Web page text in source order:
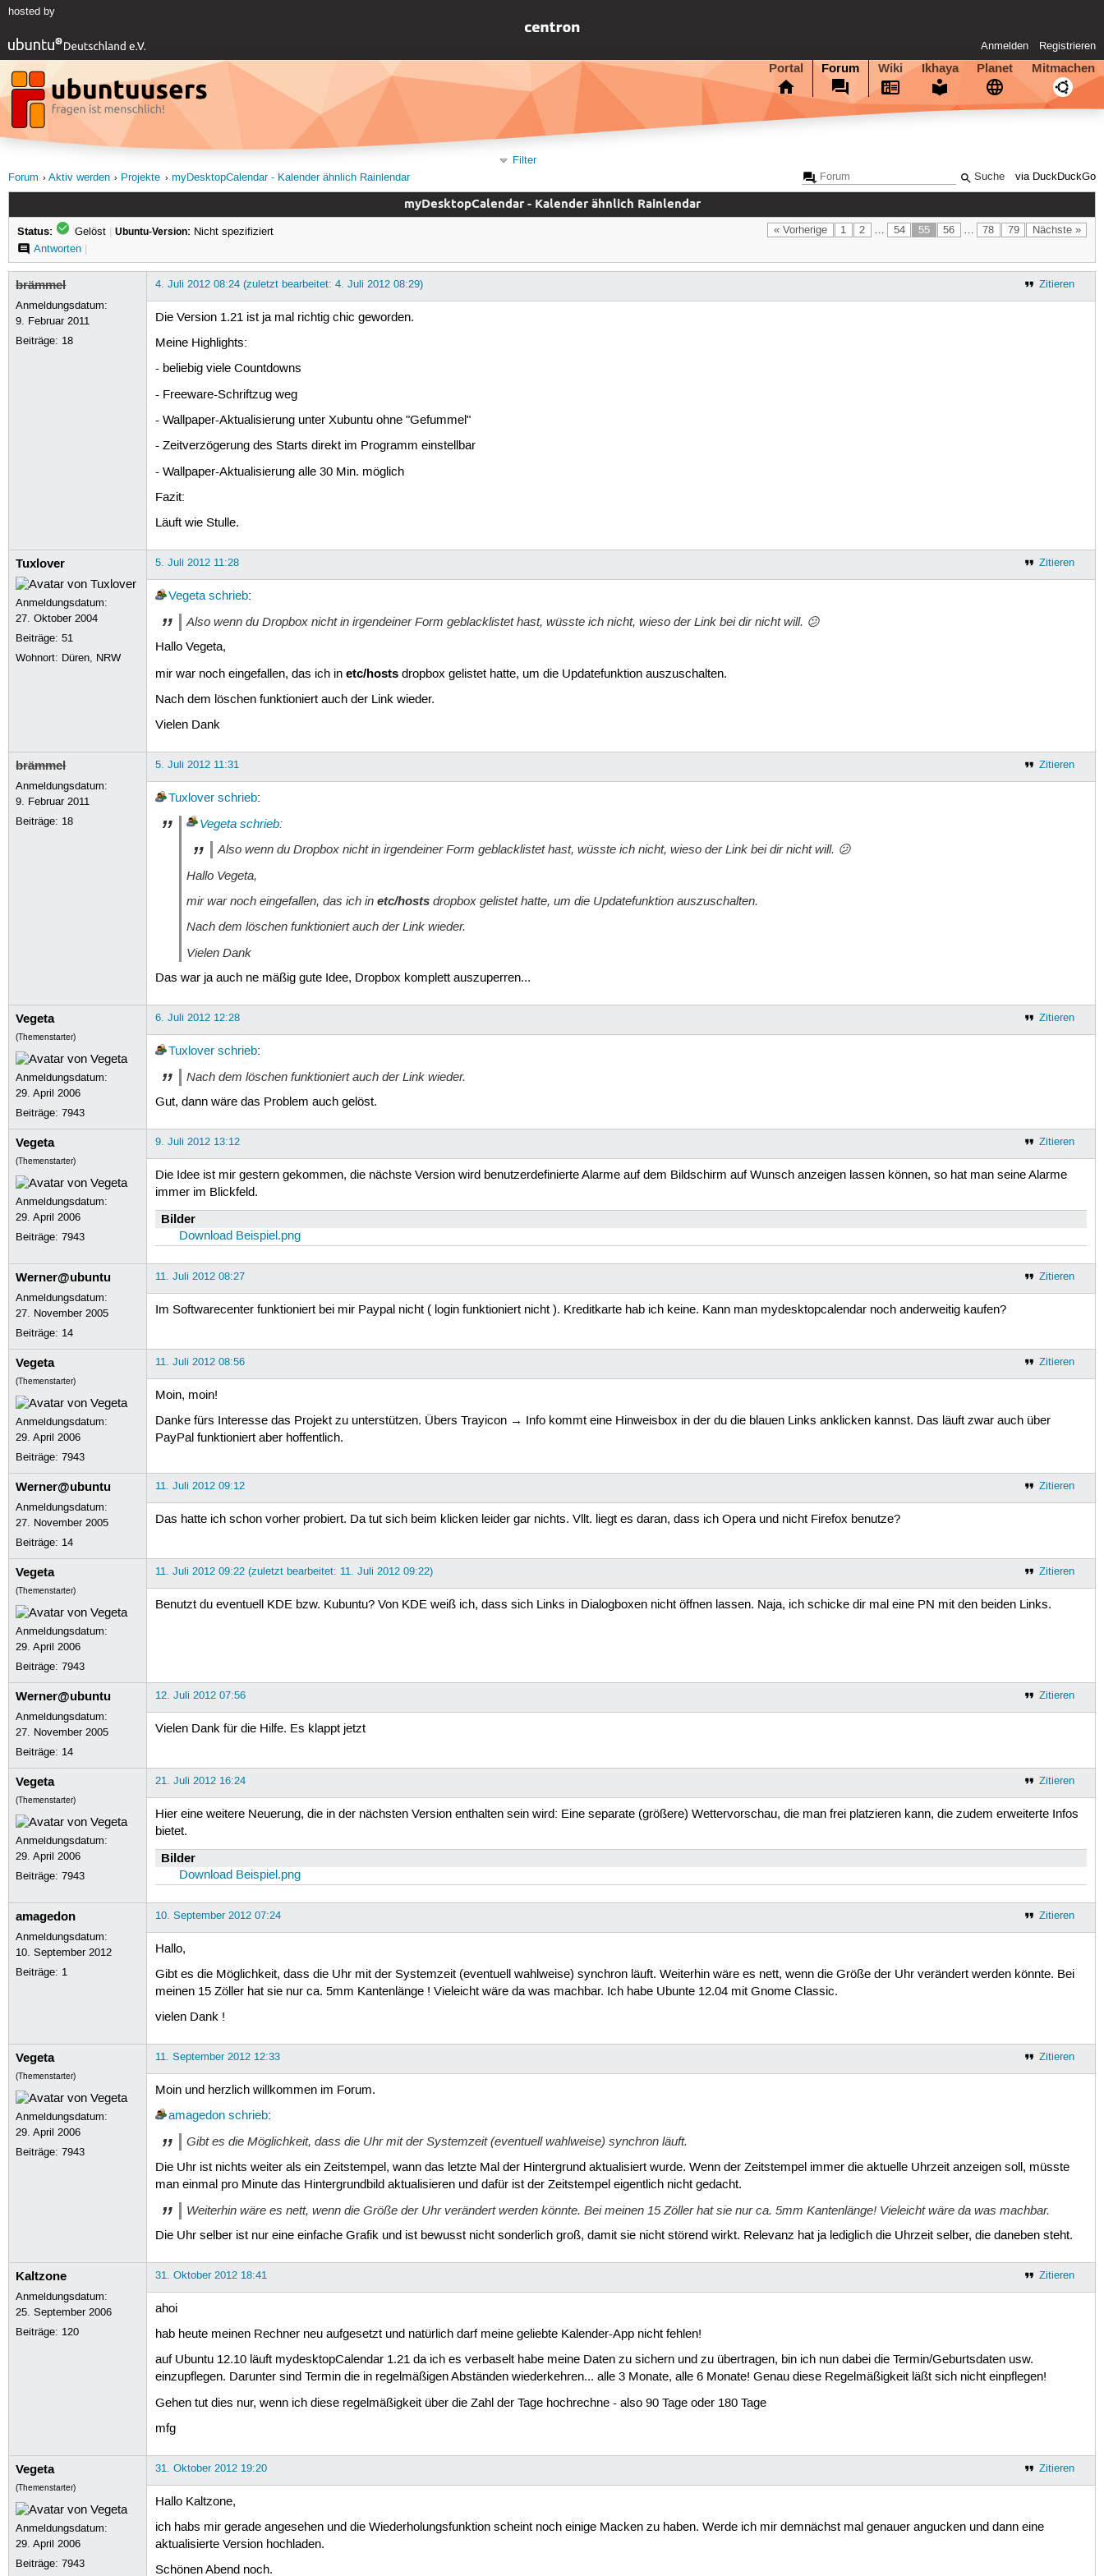
hosted by
Anmelden Registrieren
Portal Forum Wiki Ikhaya Planet Mitmachen
via DuckDuckGo
Filter
Forum
Aktiv werden Projekte myDesktopCalendar - Kalender ähnlich Rainlendar
myDesktopCalendar - Kalender ähnlich Rainlendar
« Vorherige 1 2 … 54 55 56 … 78 79 Nächste »
Status: Gelöst | Ubuntu-Version: Nicht spezifiziert
Antworten|
brämmel
Anmeldungsdatum:
9. Februar 2011
Beiträge: 18
Zitieren
4. Juli 2012 08:24 (zuletzt bearbeitet: 4. Juli 2012 08:29)
Die Version 1.21 ist ja mal richtig chic geworden.
Meine Highlights:
- beliebig viele Countdowns
- Freeware-Schriftzug weg
- Wallpaper-Aktualisierung unter Xubuntu ohne "Gefummel"
- Zeitverzögerung des Starts direkt im Programm einstellbar
- Wallpaper-Aktualisierung alle 30 Min. möglich
Fazit:
Läuft wie Stulle.
Tuxlover
Anmeldungsdatum:
27. Oktober 2004
Beiträge:51
Wohnort: Düren, NRW
Zitieren
5. Juli 2012 11:28
Vegeta schrieb:
Also wenn du Dropbox nicht in irgendeiner Form geblacklistet hast, wüsste ich nicht, wieso der Link bei dir nicht will. 😕
Hallo Vegeta,
mir war noch eingefallen, das ich in etc/hostsdropbox gelistet hatte, um die Updatefunktion auszuschalten.
Nach dem löschen funktioniert auch der Link wieder.
Vielen Dank
brämmel
Anmeldungsdatum:
9. Februar 2011
Beiträge: 18
Zitieren
5. Juli 2012 11:31
Tuxlover schrieb:
Vegeta schrieb:
Also wenn du Dropbox nicht in irgendeiner Form geblacklistet hast, wüsste ich nicht, wieso der Link bei dir nicht will. 😕
Hallo Vegeta,
mir war noch eingefallen, das ich in etc/hostsdropbox gelistet hatte, um die Updatefunktion auszuschalten.
Nach dem löschen funktioniert auch der Link wieder.
Vielen Dank
Das war ja auch ne mäßig gute Idee, Dropbox komplett auszuperren...
Vegeta
(Themenstarter)
Anmeldungsdatum:
29. April 2006
Beiträge:7943
Zitieren
6. Juli 2012 12:28
Tuxlover schrieb:
Nach dem löschen funktioniert auch der Link wieder.
Gut, dann wäre das Problem auch gelöst.
Vegeta
(Themenstarter)
Anmeldungsdatum:
29. April 2006
Beiträge:7943
Zitieren
9. Juli 2012 13:12
Die Idee ist mir gestern gekommen, die nächste Version wird benutzerdefinierte Alarme auf dem Bildschirm auf Wunsch anzeigen lassen können, so hat man seine Alarme
immer im Blickfeld.
Bilder
Download Beispiel.png
Werner@ubuntu
Anmeldungsdatum:
27. November 2005
Beiträge: 14
Zitieren
11. Juli 2012 08:27
Im Softwarecenter funktioniert bei mir Paypal nicht ( login funktioniert nicht ). Kreditkarte hab ich keine. Kann man mydesktopcalendar noch anderweitig kaufen?
Vegeta
(Themenstarter)
Anmeldungsdatum:
29. April 2006
Beiträge:7943
Zitieren
11. Juli 2012 08:56
Moin, moin!
Danke fürs Interesse das Projekt zu unterstützen. Übers Trayicon → Info kommt eine Hinweisbox in der du die blauen Links anklicken kannst. Das läuft zwar auch über
PayPal funktioniert aber hoffentlich.
Werner@ubuntu
Anmeldungsdatum:
27. November 2005
Beiträge: 14
Zitieren
11. Juli 2012 09:12
Das hatte ich schon vorher probiert. Da tut sich beim klicken leider gar nichts. Vllt. liegt es daran, dass ich Opera und nicht Firefox benutze?
Vegeta
(Themenstarter)
Anmeldungsdatum:
29. April 2006
Beiträge:7943
Zitieren
11. Juli 2012 09:22 (zuletzt bearbeitet: 11. Juli 2012 09:22)
Benutzt du eventuell KDE bzw. Kubuntu? Von KDE weiß ich, dass sich Links in Dialogboxen nicht öffnen lassen. Naja, ich schicke dir mal eine PN mit den beiden Links.
Werner@ubuntu
Anmeldungsdatum:
27. November 2005
Beiträge: 14
Zitieren
12. Juli 2012 07:56
Vielen Dank für die Hilfe. Es klappt jetzt
Vegeta
(Themenstarter)
Anmeldungsdatum:
29. April 2006
Beiträge:7943
Zitieren
21. Juli 2012 16:24
Hier eine weitere Neuerung, die in der nächsten Version enthalten sein wird: Eine separate (größere) Wettervorschau, die man frei platzieren kann, die zudem erweiterte Infos
bietet.
Bilder
Download Beispiel.png
amagedon
Anmeldungsdatum:
10. September 2012
Beiträge: 1
Zitieren
10. September 2012 07:24
Hallo,
Gibt es die Möglichkeit, dass die Uhr mit der Systemzeit (eventuell wahlweise) synchron läuft. Weiterhin wäre es nett, wenn die Größe der Uhr verändert werden könnte. Bei
meinen 15 Zöller hat sie nur ca. 5mm Kantenlänge ! Vieleicht wäre da was machbar. Ich habe Ubunte 12.04 mit Gnome Classic.
vielen Dank !
Vegeta
(Themenstarter)
Anmeldungsdatum:
29. April 2006
Beiträge:7943
Zitieren
11. September 2012 12:33
Moin und herzlich willkommen im Forum.
amagedon schrieb:
Gibt es die Möglichkeit, dass die Uhr mit der Systemzeit (eventuell wahlweise) synchron läuft.
Die Uhr ist nichts weiter als ein Zeitstempel, wann das letzte Mal der Hintergrund aktualisiert wurde. Wenn der Zeitstempel immer die aktuelle Uhrzeit anzeigen soll, müsste
man einmal pro Minute das Hintergrundbild aktualisieren und dafür ist der Zeitstempel eigentlich nicht gedacht.
Weiterhin wäre es nett, wenn die Größe der Uhr verändert werden könnte. Bei meinen 15 Zöller hat sie nur ca. 5mm Kantenlänge! Vieleicht wäre da was machbar.
Die Uhr selber ist nur eine einfache Grafik und ist bewusst nicht sonderlich groß, damit sie nicht störend wirkt. Relevanz hat ja lediglich die Uhrzeit selber, die daneben steht.
Kaltzone
Anmeldungsdatum:
25. September 2006
Beiträge: 120
Zitieren
31. Oktober 2012 18:41
ahoi
hab heute meinen Rechner neu aufgesetzt und natürlich darf meine geliebte Kalender-App nicht fehlen!
auf Ubuntu 12.10 läuft mydesktopCalendar 1.21 da ich es verbaselt habe meine Daten zu sichern und zu übertragen, bin ich nun dabei die Termin/Geburtsdaten usw.
einzupflegen. Darunter sind Termin die in regelmäßigen Abständen wiederkehren... alle 3 Monate, alle 6 Monate! Genau diese Regelmäßigkeit läßt sich nicht einpflegen!
Gehen tut dies nur, wenn ich diese regelmäßigkeit über die Zahl der Tage hochrechne - also 90 Tage oder 180 Tage
mfg
Vegeta
(Themenstarter)
Anmeldungsdatum:
29. April 2006
Beiträge:7943
Zitieren
31. Oktober 2012 19:20
Hallo Kaltzone,
ich habs mir gerade angesehen und die Wiederholungsfunktion scheint noch einige Macken zu haben. Werde ich mir demnächst mal genauer angucken und dann eine
aktualisierte Version hochladen.
Schönen Abend noch.